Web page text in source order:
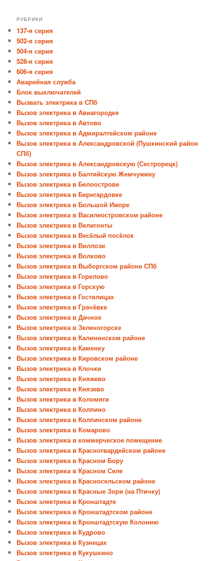
РУБРИКИ
137-я серия
502-я серия
504-я серия
528-я серия
606-я серия
Аварийная служба
Блок выключателей
Вызвать электрика в СПб
Вызов электрика в Авиагородке
Вызов электрика в Автово
Вызов электрика в Адмиралтейском районе
Вызов электрика в Александровской (Пушкинский район
СПб)
Вызов электрика в Александровскую (Сестрорецк)
Вызов электрика в Балтийскую Жемчужину
Вызов электрика в Белоострове
Вызов электрика в Бернгардовке
Вызов электрика в Большой Ижоре
Вызов электрика в Василеостровском районе
Вызов электрика в Велигонты
Вызов электрика в Весёлый посёлок
Вызов электрика в Виллози
Вызов электрика в Волково
Вызов электрика в Выборгском районе СПб
Вызов электрика в Горелово
Вызов электрика в Горскую
Вызов электрика в Гостилицах
Вызов электрика в Грачёвке
Вызов электрика в Дачное
Вызов электрика в Зеленогорске
Вызов электрика в Калининском районе
Вызов электрика в Каменку
Вызов электрика в Кировском районе
Вызов электрика в Клочки
Вызов электрика в Княжево
Вызов электрика в Князево
Вызов электрика в Коломяги
Вызов электрика в Колпино
Вызов электрика в Колпинском районе
Вызов электрика в Комарово
Вызов электрика в коммерческое помещение
Вызов электрика в Красногвардейском районе
Вызов электрика в Красном Бору
Вызов электрика в Красном Селе
Вызов электрика в Красносельском районе
Вызов электрика в Красные Зори (на Птичку)
Вызов электрика в Кронштадте
Вызов электрика в Кронштадтском районе
Вызов электрика в Кронштадтскую Колонию
Вызов электрика в Кудрово
Вызов электрика в Кузнецах
Вызов электрика в Кукушкино